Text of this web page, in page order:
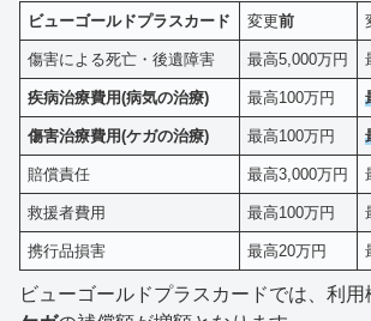
ビューゴールドプラスカード 変更前
傷害による死亡・後遺障害 最高5,000万円
疾病治療費用(病気の治療) 最高100万円
傷害治療費用(ケガの治療) 最高100万円
賠償責任 最高3,000万円
救援者費用 最高100万円
携行品損害 最高20万円
ビューゴールドプラスカードでは、利用